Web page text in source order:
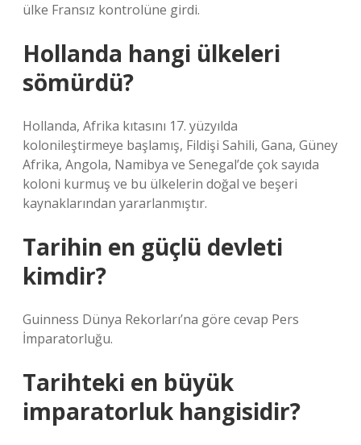
ülke Fransız kontrolüne girdi.
Hollanda hangi ülkeleri
sömürdü?
Hollanda, Afrika kıtasını 17. yüzyılda
kolonileştirmeye başlamış, Fildişi Sahili, Gana, Güney
Afrika, Angola, Namibya ve Senegal’de çok sayıda
koloni kurmuş ve bu ülkelerin doğal ve beşeri
kaynaklarından yararlanmıştır.
Tarihin en güçlü devleti
kimdir?
Guinness Dünya Rekorları’na göre cevap Pers
İmparatorluğu.
Tarihteki en büyük
imparatorluk hangisidir?